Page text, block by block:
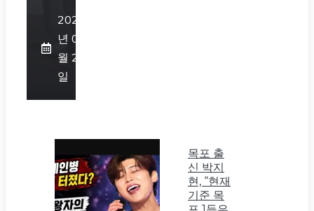
2026
년 07
월 23
일
목포 출
신 박지
현, “현재
기준 목